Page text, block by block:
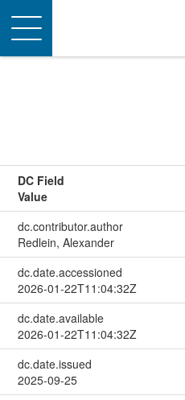
Toggle
navigation
DC Field
Value
dc.contributor.author
Redlein, Alexander
dc.date.accessioned
2026-01-22T11:04:32Z
dc.date.available
2026-01-22T11:04:32Z
dc.date.issued
2025-09-25